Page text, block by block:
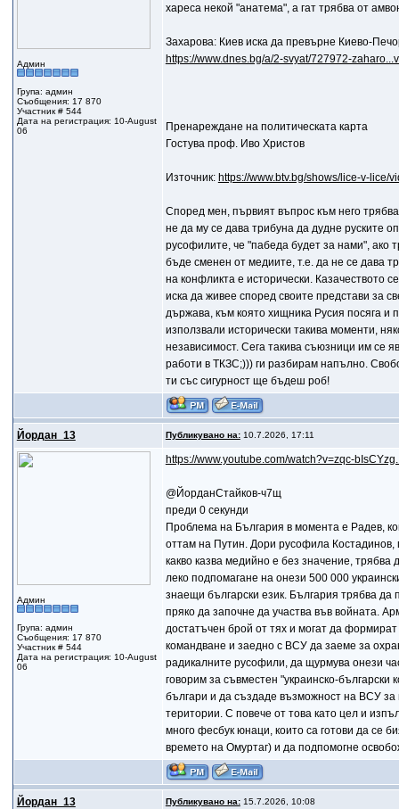
Админ
Група: админ
Съобщения: 17 870
Участник # 544
Дата на регистрация: 10-August
06
хареса некой "анатема", а гат трябва от
Захарова: Киев иска да превърне Киево-
https://www.dnes.bg/a/2-svyat/727972-
Пренареждане на политическата карта
Гостува проф. Иво Христов
Източник: https://www.btv.bg/shows/lice-v-lice/
Според мен, първият въпрос към него
не да му се дава трибуна да дудне руските
русофилите, че "пабеда будет за нами", ако
бъде сменен от медиите, т.е. да не се дава
на конфликта е исторически. Казачеството
иска да живее според своите представи за
държава, към която хищника Русия посяга и
използвали исторически такива моменти,
независимост. Сега такива съюзници им се
работи в ТКЗС;))) ги разбирам напълно.
ти със сигурност ще бъдеш роб!
Йордан_13 Публикувано на:10.7.2026, 17:11
Админ
Група: админ
Съобщения: 17 870
Участник # 544
Дата на регистрация: 10-August
06
https://www.youtube.com/watch?v=zqc-
@ЙорданСтайков-ч7щ
преди 0 секунди
Проблема на България в момента е Радев,
оттам на Путин. Дори русофила Костадинов,
какво казва медийно е без значение,
леко подпомагане на онези 500 000
знаещи български език. България трябва
пряко да започне да участва във войната.
достатъчен брой от тях и могат да
командване и заедно с ВСУ да заеме за
радикалните русофили, да щурмува онези
говорим за съвместен "украинско-български
българи и да създаде възможност на ВСУ за
територии. С повече от това като цел и
много фесбук юнаци, които са готови да се
времето на Омуртаг) и да подпомогне
Йордан_13 Публикувано на:15.7.2026, 10:08